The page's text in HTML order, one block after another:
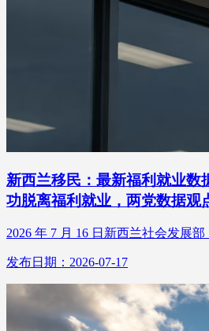
新西兰移民：最新福利就业数
功脱离福利就业，两党数据观
2026 年 7 月 16 日新西兰社会发展
发布日期：2026-07-17